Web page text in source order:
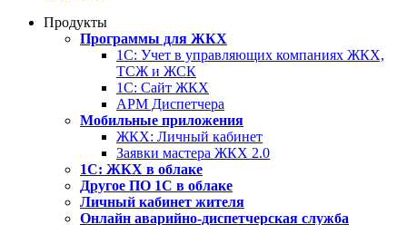
Продукты
Программы для ЖКХ
1С: Учет в управляющих компаниях ЖКХ,
ТСЖ и ЖСК
1С: Сайт ЖКХ
АРМ Диспетчера
Мобильные приложения
ЖКХ: Личный кабинет
Заявки мастера ЖКХ 2.0
1С: ЖКХ в облаке
Другое ПО 1С в облаке
Личный кабинет жителя
Онлайн аварийно-диспетчерская служба